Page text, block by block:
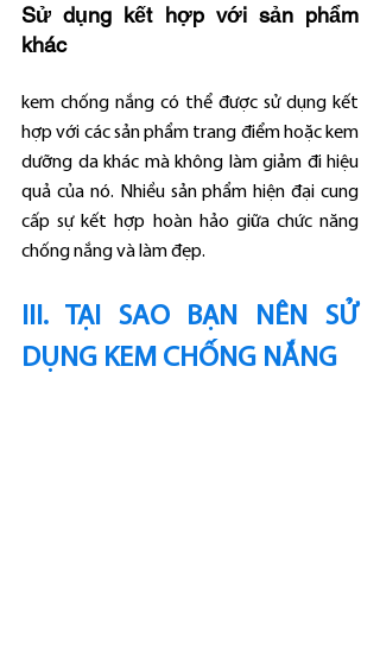
Sử dụng kết hợp với sản phẩm
khác
kem chống nắng có thể được sử dụng kết
hợp với các sản phẩm trang điểm hoặc kem
dưỡng da khác mà không làm giảm đi hiệu
quả của nó. Nhiều sản phẩm hiện đại cung
cấp sự kết hợp hoàn hảo giữa chức năng
chống nắng và làm đẹp.
III. TẠI SAO BẠN NÊN SỬ
DỤNG KEM CHỐNG NẮNG